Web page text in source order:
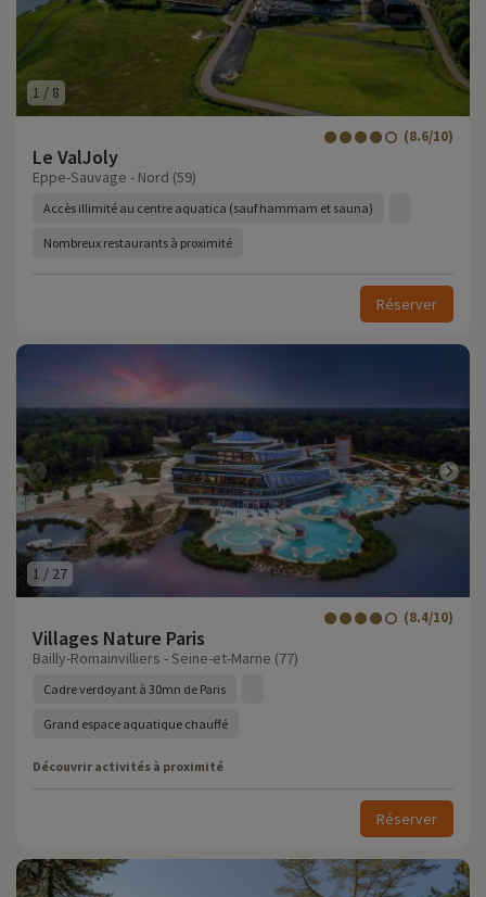
1 / 8
Le ValJoly
(8.6/10)
Eppe-Sauvage - Nord (59)
Accès illimité au centre aquatica (sauf hammam et sauna)
Nombreux restaurants à proximité
Réserver
1 / 27
Villages Nature Paris
(8.4/10)
Bailly-Romainvilliers - Seine-et-Marne (77)
Cadre verdoyant à 30mn de Paris
Grand espace aquatique chauffé
Découvrir activités à proximité
Réserver